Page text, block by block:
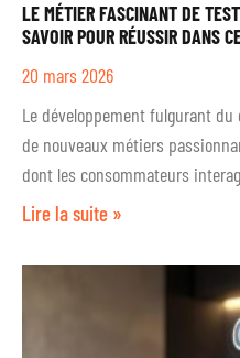
LE MÉTIER FASCINANT DE
SAVOIR POUR RÉUSSIR DANS
20 mars 2026
Le développement fulgurant
de nouveaux métiers
dont les consommateurs
Lire la suite »